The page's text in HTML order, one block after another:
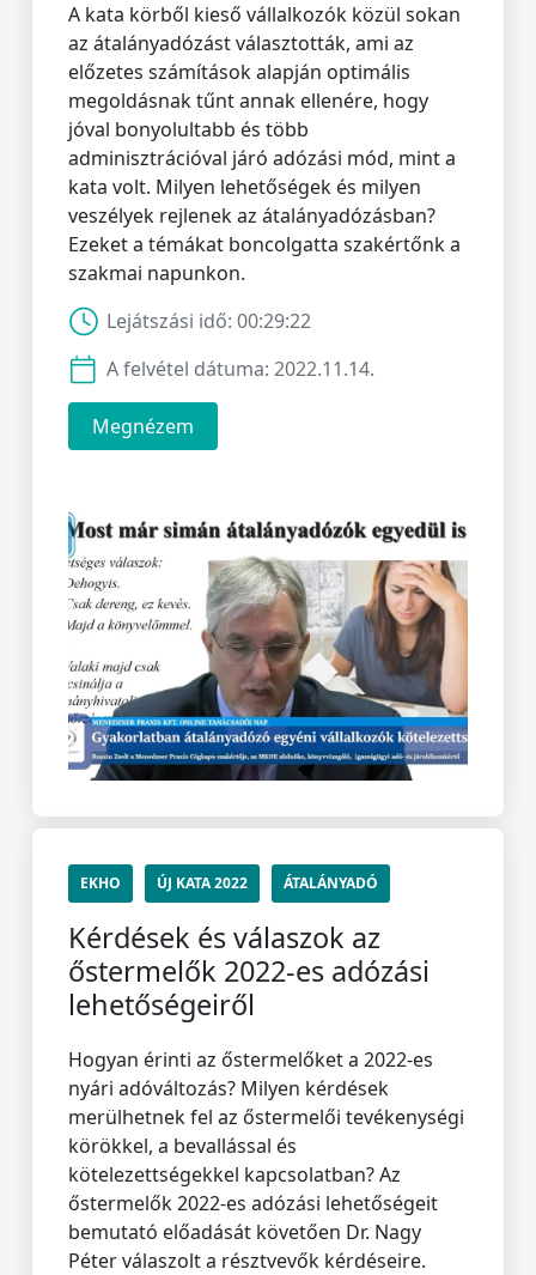
A kata körből kieső vállalkozók közül sokan
az átalányadózást választották, ami az
előzetes számítások alapján optimális
megoldásnak tűnt annak ellenére, hogy
jóval bonyolultabb és több
adminisztrációval járó adózási mód, mint a
kata volt. Milyen lehetőségek és milyen
veszélyek rejlenek az átalányadózásban?
Ezeket a témákat boncolgatta szakértőnk a
szakmai napunkon.
Lejátszási idő: 00:29:22
A felvétel dátuma: 2022.11.14.
Megnézem
EKHO ÚJ KATA 2022 ÁTALÁNYADÓ
Kérdések és válaszok az
őstermelők 2022-es adózási
lehetőségeiről
Hogyan érinti az őstermelőket a 2022-es
nyári adóváltozás? Milyen kérdések
merülhetnek fel az őstermelői tevékenységi
körökkel, a bevallással és
kötelezettségekkel kapcsolatban? Az
őstermelők 2022-es adózási lehetőségeit
bemutató előadását követően Dr. Nagy
Péter válaszolt a résztvevők kérdéseire.